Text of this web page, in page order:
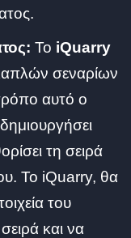
Το iQuarry
σεναρίων
αυτό ο
τη σειρά
Το iQuarry, θα
του
και να